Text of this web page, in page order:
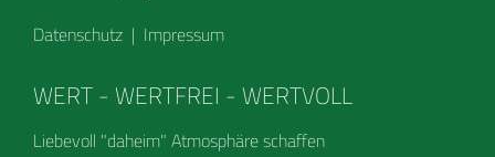
Datenschutz | Impressum
WERT - WERTFREI - WERTVOLL
Liebevoll "daheim" Atmosphäre schaffen